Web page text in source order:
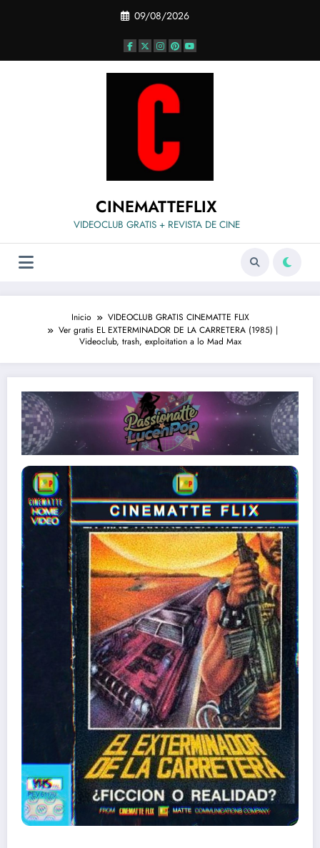
09/08/2026
CINEMATTEFLIX
VIDEOCLUB GRATIS + REVISTA DE CINE
Inicio
VIDEOCLUB GRATIS CINEMATTE FLIX
Ver gratis EL EXTERMINADOR DE LA CARRETERA (1985) |
Videoclub, trash, exploitation a lo Mad Max